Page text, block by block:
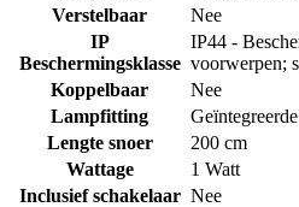
Verstelbaar
Nee
IP
Beschermingsklasse
IP44 -
voorwerpen;
Koppelbaar
Nee
Lampfitting
Lengte snoer
200 cm
Wattage
1 Watt
Inclusief schakelaar Nee